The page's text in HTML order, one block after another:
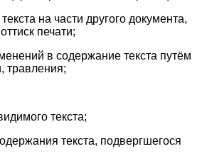
на части другого документа,
печати;
в содержание текста путём
травления;
текста;
текста, подвергшегося